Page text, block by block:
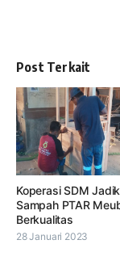
Post Terkait
Koperasi SDM
Sampah PTAR
Berkualitas
28 Januari 2023